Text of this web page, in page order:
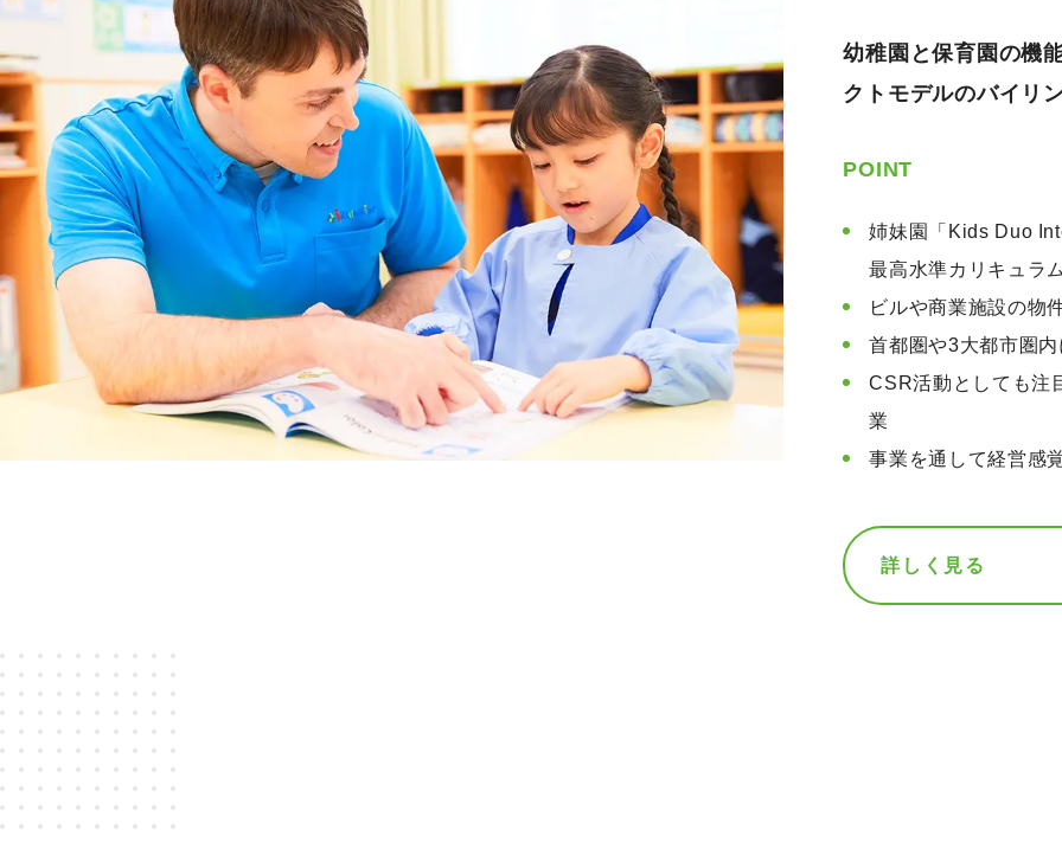
幼稚園と保育園の機
クトモデルのバイリ
POINT
姉妹園「Kids Duo
最高水準カリキュラ
ビルや商業施設の物
首都圏や3大都市圏
CSR活動としても注
業
事業を通して経営感
詳しく見る